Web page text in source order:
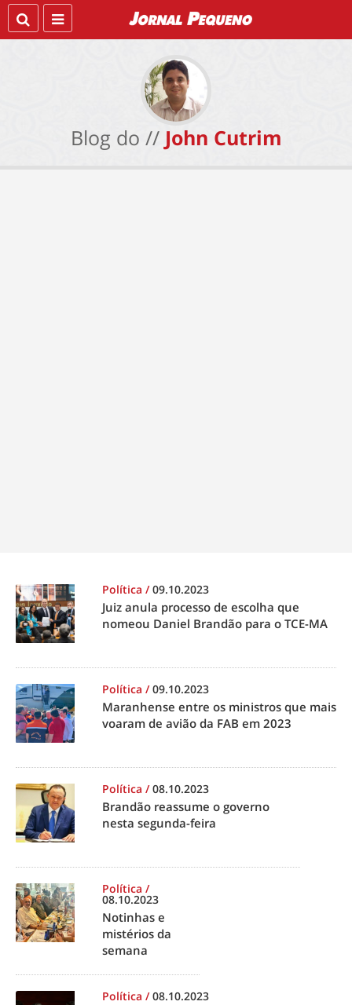
Blog do // John Cutrim
Política /09.10.2023
Juiz anula processo de escolha que
nomeou Daniel Brandão para o TCE-MA
Política /09.10.2023
Maranhense entre os ministros que mais
voaram de avião da FAB em 2023
Política /08.10.2023
Brandão reassume o governo
nesta segunda-feira
Política /
08.10.2023
Notinhas e
mistérios da
semana
Política /08.10.2023